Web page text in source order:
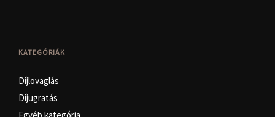
KATEGÓRIÁK
Díjlovaglás
Díjugratás
Egyéb kategória